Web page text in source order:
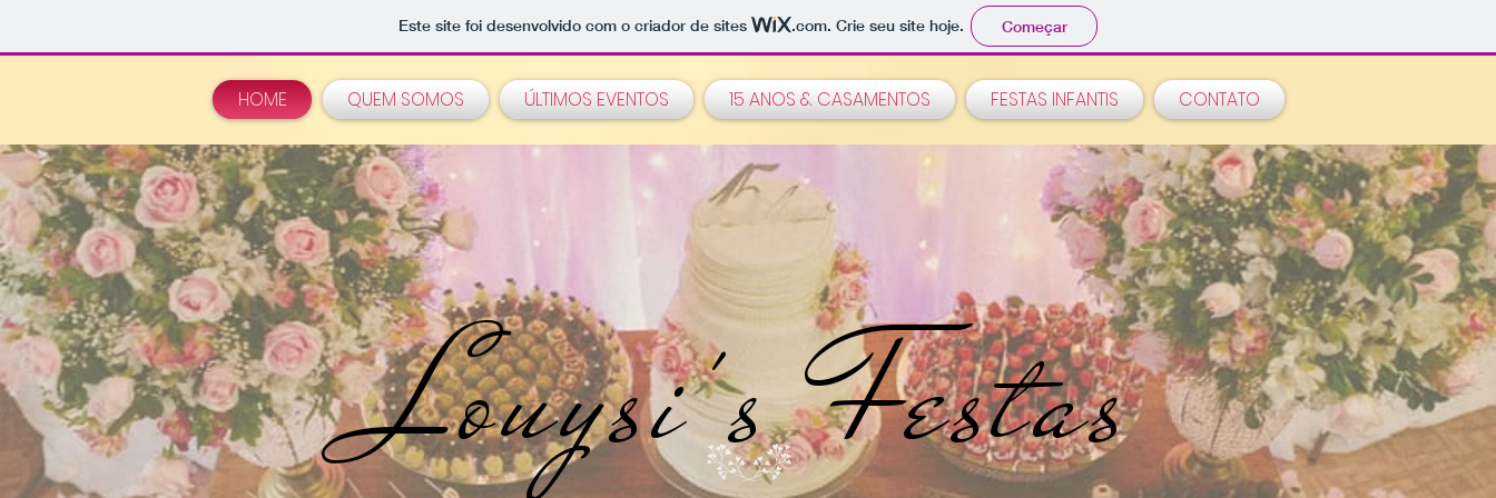
Este site foi desenvolvido com o criador de sites .com. Crie seu site hoje. Começar
HOME QUEM SOMOS ÚLTIMOS EVENTOS 15 ANOS & CASAMENTOS FESTAS INFANTIS CONTATO
Louysi's Festas